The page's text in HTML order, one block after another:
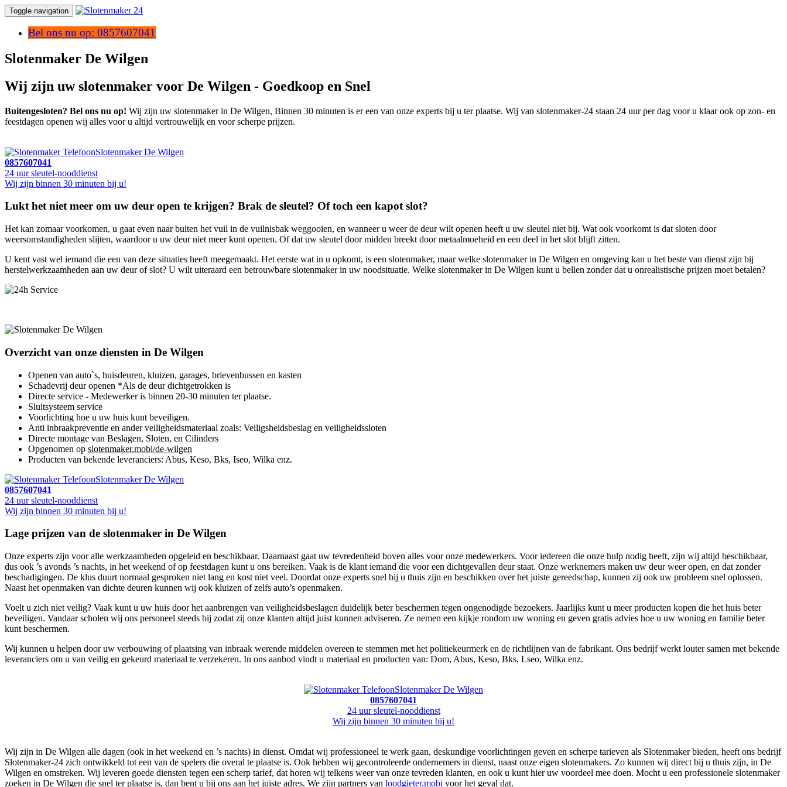
Toggle navigation
Bel ons nu op: 0857607041
Slotenmaker De Wilgen
Wij zijn uw slotenmaker voor De Wilgen - Goedkoop en Snel
Buitengesloten? Bel ons nu op! Wij zijn uw slotenmaker in De Wilgen, Binnen 30 minuten is er een van onze experts bij u ter plaatse. Wij van slotenmaker-24 staan 24 uur per dag voor u klaar ook op zon- en
feestdagen openen wij alles voor u altijd vertrouwelijk en voor scherpe prijzen.
Slotenmaker De Wilgen
0857607041
24 uur sleutel-nooddienst
Wij zijn binnen 30 minuten bij u!
Lukt het niet meer om uw deur open te krijgen? Brak de sleutel? Of toch een kapot slot?
Het kan zomaar voorkomen, u gaat even naar buiten het vuil in de vuilnisbak weggooien, en wanneer u weer de deur wilt openen heeft u uw sleutel niet bij. Wat ook voorkomt is dat sloten door
weersomstandigheden slijten, waardoor u uw deur niet meer kunt openen. Of dat uw sleutel door midden breekt door metaalmoeheid en een deel in het slot blijft zitten.
U kent vast wel iemand die een van deze situaties heeft meegemaakt. Het eerste wat in u opkomt, is een slotenmaker, maar welke slotenmaker in De Wilgen en omgeving kan u het beste van dienst zijn bij
herstelwerkzaamheden aan uw deur of slot? U wilt uiteraard een betrouwbare slotenmaker in uw noodsituatie. Welke slotenmaker in De Wilgen kunt u bellen zonder dat u onrealistische prijzen moet betalen?
Overzicht van onze diensten in De Wilgen
Openen van auto`s, huisdeuren, kluizen, garages, brievenbussen en kasten
Schadevrij deur openen *Als de deur dichtgetrokken is
Directe service - Medewerker is binnen 20-30 minuten ter plaatse.
Sluitsysteem service
Voorlichting hoe u uw huis kunt beveiligen.
Anti inbraakpreventie en ander veiligheidsmateriaal zoals: Veiligsheidsbeslag en veiligheidssloten
Directe montage van Beslagen, Sloten, en Cilinders
Opgenomen op slotenmaker.mobi/de-wilgen
Producten van bekende leveranciers: Abus, Keso, Bks, Iseo, Wilka enz.
Slotenmaker De Wilgen
0857607041
24 uur sleutel-nooddienst
Wij zijn binnen 30 minuten bij u!
Lage prijzen van de slotenmaker in De Wilgen
Onze experts zijn voor alle werkzaamheden opgeleid en beschikbaar. Daarnaast gaat uw tevredenheid boven alles voor onze medewerkers. Voor iedereen die onze hulp nodig heeft, zijn wij altijd beschikbaar,
dus ook ’s avonds ’s nachts, in het weekend of op feestdagen kunt u ons bereiken. Vaak is de klant iemand die voor een dichtgevallen deur staat. Onze werknemers maken uw deur weer open, en dat zonder
beschadigingen. De klus duurt normaal gesproken niet lang en kost niet veel. Doordat onze experts snel bij u thuis zijn en beschikken over het juiste gereedschap, kunnen zij ook uw probleem snel oplossen.
Naast het openmaken van dichte deuren kunnen wij ook kluizen of zelfs auto’s openmaken.
Voelt u zich niet veilig? Vaak kunt u uw huis door het aanbrengen van veiligheidsbeslagen duidelijk beter beschermen tegen ongenodigde bezoekers. Jaarlijks kunt u meer producten kopen die het huis beter
beveiligen. Vandaar scholen wij ons personeel steeds bij zodat zij onze klanten altijd juist kunnen adviseren. Ze nemen een kijkje rondom uw woning en geven gratis advies hoe u uw woning en familie beter
kunt beschermen.
Wij kunnen u helpen door uw verbouwing of plaatsing van inbraak werende middelen overeen te stemmen met het politiekeurmerk en de richtlijnen van de fabrikant. Ons bedrijf werkt louter samen met bekende
leveranciers om u van veilig en gekeurd materiaal te verzekeren. In ons aanbod vindt u materiaal en producten van: Dom, Abus, Keso, Bks, Lseo, Wilka enz.
Slotenmaker De Wilgen
0857607041
24 uur sleutel-nooddienst
Wij zijn binnen 30 minuten bij u!
Wij zijn in De Wilgen alle dagen (ook in het weekend en ’s nachts) in dienst. Omdat wij professioneel te werk gaan, deskundige voorlichtingen geven en scherpe tarieven als Slotenmaker bieden, heeft ons bedrijf
Slotenmaker-24 zich ontwikkeld tot een van de spelers die overal te plaatse is. Ook hebben wij gecontroleerde ondernemers in dienst, naast onze eigen slotenmakers. Zo kunnen wij direct bij u thuis zijn, in De
Wilgen en omstreken. Wij leveren goede diensten tegen een scherp tarief, dat horen wij telkens weer van onze tevreden klanten, en ook u kunt hier uw voordeel mee doen. Mocht u een professionele slotenmaker
zoeken in De Wilgen die snel ter plaatse is, dan bent u bij ons aan het juiste adres. We zijn partners van loodgieter.mobi voor het geval dat.